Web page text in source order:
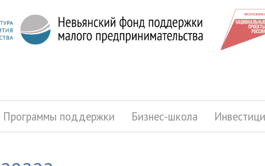
Программы поддержки Бизнес-школа